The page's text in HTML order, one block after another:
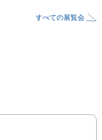
すべての展覧会